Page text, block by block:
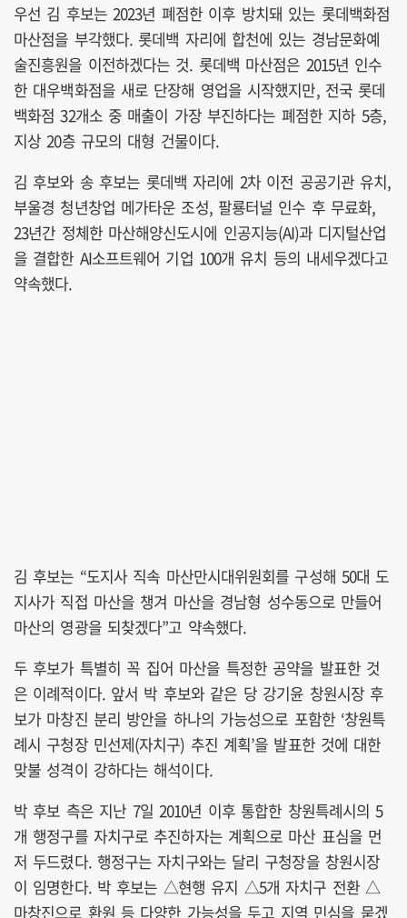
우선 김 후보는 2023년 폐점한 이후 방치돼 있는 롯데백화점
마산점을 부각했다. 롯데백 자리에 합천에 있는 경남문화예
술진흥원을 이전하겠다는 것. 롯데백 마산점은 2015년 인수
한 대우백화점을 새로 단장해 영업을 시작했지만, 전국 롯데
백화점 32개소 중 매출이 가장 부진하다는 폐점한 지하 5층,
지상 20층 규모의 대형 건물이다.
김 후보와 송 후보는 롯데백 자리에 2차 이전 공공기관 유치,
부울경 청년창업 메가타운 조성, 팔룡터널 인수 후 무료화,
23년간 정체한 마산해양신도시에 인공지능(AI)과 디지털산업
을 결합한 AI소프트웨어 기업 100개 유치 등의 내세우겠다고
약속했다.
김 후보는 “도지사 직속 마산만시대위원회를 구성해 50대 도
지사가 직접 마산을 챙겨 마산을 경남형 성수동으로 만들어
마산의 영광을 되찾겠다”고 약속했다.
두 후보가 특별히 꼭 집어 마산을 특정한 공약을 발표한 것
은 이례적이다. 앞서 박 후보와 같은 당 강기윤 창원시장 후
보가 마창진 분리 방안을 하나의 가능성으로 포함한 ‘창원특
례시 구청장 민선제(자치구) 추진 계획’을 발표한 것에 대한
맞불 성격이 강하다는 해석이다.
박 후보 측은 지난 7일 2010년 이후 통합한 창원특례시의 5
개 행정구를 자치구로 추진하자는 계획으로 마산 표심을 먼
저 두드렸다. 행정구는 자치구와는 달리 구청장을 창원시장
이 임명한다. 박 후보는 △현행 유지 △5개 자치구 전환 △
마창진으로 환원 등 다양한 가능성을 두고 지역 민심을 묻겠